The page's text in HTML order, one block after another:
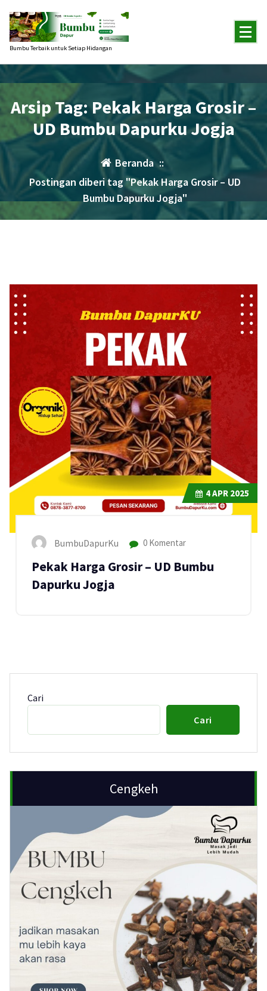
konten
Bumbu Terbaik untuk Setiap Hidangan
Arsip Tag: Pekak Harga Grosir –
UD Bumbu Dapurku Jogja
Beranda ::
Postingan diberi tag "Pekak Harga Grosir – UD
Bumbu Dapurku Jogja"
4APR 2025
BumbuDapurKu 0 Komentar
Pekak Harga Grosir – UD Bumbu
Dapurku Jogja
Cari
Cari
Cengkeh